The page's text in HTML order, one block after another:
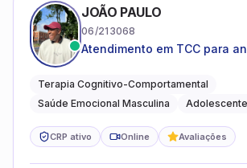
JOÃO PAULO
06/213068
Atendimento em TCC para
emocional
Terapia Cognitivo-Comportamental
Saúde Emocional Masculina
CRP ativo Online Avaliações